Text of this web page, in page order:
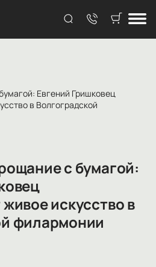
Евгений Гришковец
в Волгоградской
с бумагой:
искусство в
филармонии